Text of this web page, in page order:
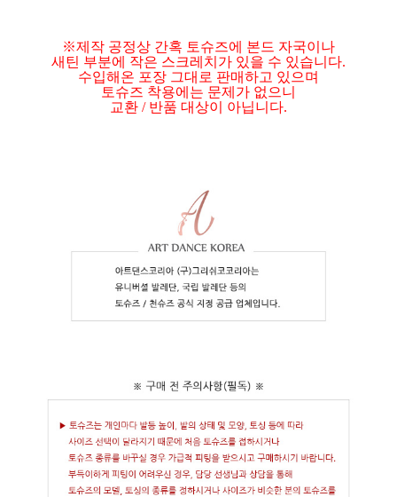
※제작 공정상 간혹 토슈즈에 본드 자국이나
새틴 부분에 작은 스크레치가 있을 수 있습니다.
수입해온 포장 그대로 판매하고 있으며
토슈즈 착용에는 문제가 없으니
교환 / 반품 대상이 아닙니다.